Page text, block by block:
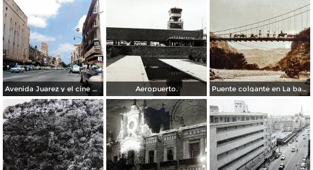
Avenida Juarez y el cine Variedades Guadalajara, Jalisco 1961 Aeropuerto. Puente colgante en La barranca de Oblatos.